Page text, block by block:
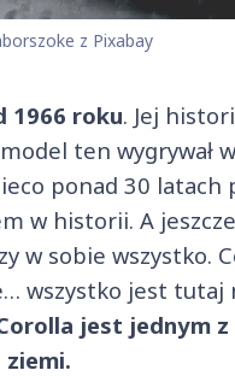
z Pixabay
1966 roku. Jej
ten wygrywał
ponad 30 latach
w historii. A
w sobie wszystko.
wszystko jest tutaj
jest jednym z